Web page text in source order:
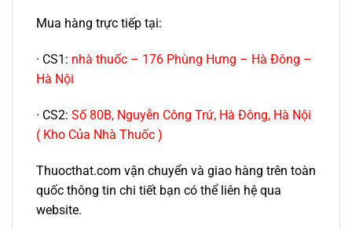
Mua hàng trực tiếp tại:
· CS1: nhà thuốc – 176 Phùng Hưng – Hà Đông –
Hà Nội
· CS2: Số 80B, Nguyễn Công Trứ, Hà Đông, Hà Nội
( Kho Của Nhà Thuốc )
Thuocthat.com vận chuyển và giao hàng trên toàn
quốc thông tin chi tiết bạn có thể liên hệ qua
website.